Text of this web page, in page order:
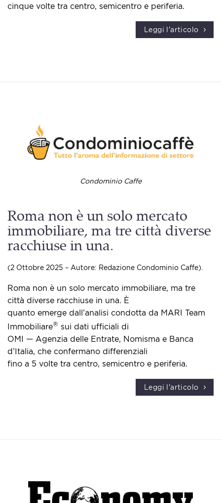
cinque volte tra centro, semicentro e periferia.
Leggi l'articolo
Condominio Caffe
Roma non è un solo mercato
immobiliare, ma tre città diverse
racchiuse in una.
(2 Ottobre 2025 – Autore: Redazione Condominio Caffe).
Roma non è un solo mercato immobiliare, ma tre
città diverse racchiuse in una. È
quanto emerge dall’analisi condotta da MARI Team
Immobiliare® sui dati ufficiali di
OMI — Agenzia delle Entrate, Nomisma e Banca
d’Italia, che confermano differenziali
fino a 5 volte tra centro, semicentro e periferia.
Leggi l'articolo